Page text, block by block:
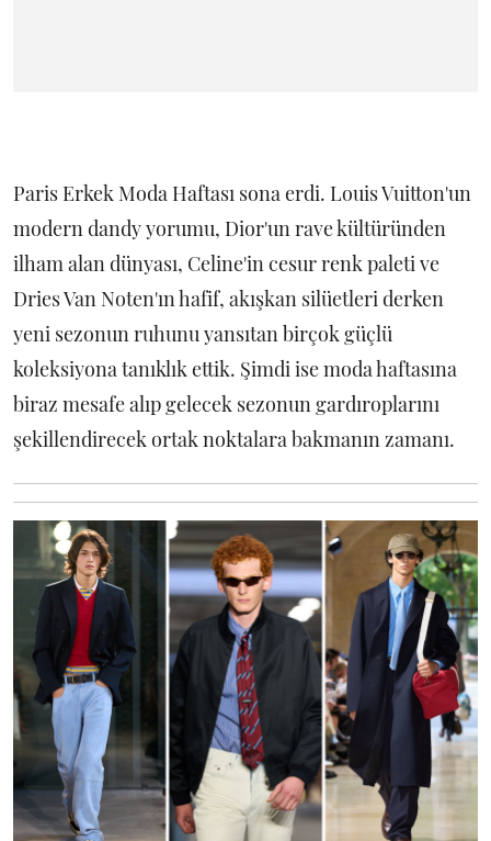
Paris Erkek Moda Haftası sona erdi. Louis Vuitton'un
modern dandy yorumu, Dior'un rave kültüründen
ilham alan dünyası, Celine'in cesur renk paleti ve
Dries Van Noten'ın hafif, akışkan silüetleri derken
yeni sezonun ruhunu yansıtan birçok güçlü
koleksiyona tanıklık ettik. Şimdi ise moda haftasına
biraz mesafe alıp gelecek sezonun gardıroplarını
şekillendirecek ortak noktalara bakmanın zamanı.